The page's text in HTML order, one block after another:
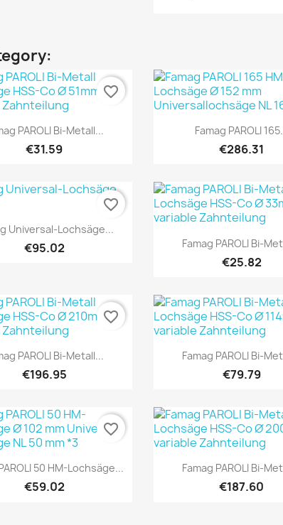
Quick view
PAROLI Bi-Metall...
€31.59
favorite_border
Quick view
Famag PAROLI
€286.31
Quick view
Universal-Lochsäge...
€95.02
favorite_border
Quick view
Famag PAROLI Bi-
€25.82
Quick view
PAROLI Bi-Metall...
€196.95
favorite_border
Quick view
Famag PAROLI Bi-
€79.79
Quick view
50 HM-Lochsäge...
€59.02
favorite_border
Quick view
Famag PAROLI Bi-
€187.60